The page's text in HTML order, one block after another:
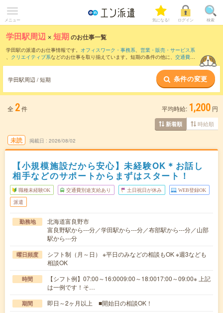
メニュー 気になる! ログイン 検索
学田駅周辺 ×短期のお仕事一覧
学田駅の派遣のお仕事情報です。 オフィスワーク・事務系、 営業・販売・サービス系
、 クリエイティブ系などのお仕事を取り揃えています。短期の条件の他に、 交通費別
学田駅周辺 / 短期 条件の変更
全 2件 平均時給: 1,200 円
新着順 時給順
未読 掲載日 2026/08/02
【小規模施設だから安心】未経験OK＊お話し
相手などのサポートからまずはスタート！
職種未経験OK 交通費別途支給あり 土日祝日が休み WEB登録OK
派遣
勤務地
北海道富良野市
富良野駅から---分／学田駅から---分／布部駅から---分／山部
駅から---分
曜日頻度
シフト制（月～日） ※平日のみなどの相談もOK ※週3なども
相談OK
時間
【シフト例】07:00～16:0009:00～18:0017:00～09:00※ 上記
は一例です！そ…
期間 即日～2ヶ月以上 ■開始日の相談OK！